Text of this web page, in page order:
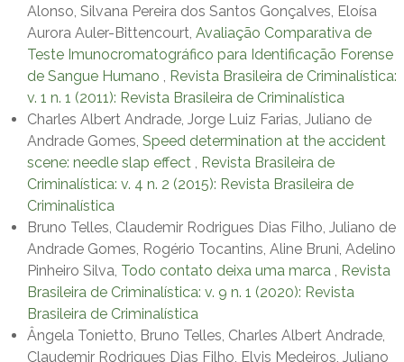
Alonso, Silvana Pereira dos Santos Gonçalves, Eloísa
Aurora Auler-Bittencourt, Avaliação Comparativa de
Teste Imunocromatográfico para Identificação Forense
de Sangue Humano , Revista Brasileira de Criminalística:
v. 1 n. 1 (2011): Revista Brasileira de Criminalística
Charles Albert Andrade, Jorge Luiz Farias, Juliano de
Andrade Gomes, Speed determination at the accident
scene: needle slap effect , Revista Brasileira de
Criminalística: v. 4 n. 2 (2015): Revista Brasileira de
Criminalística
Bruno Telles, Claudemir Rodrigues Dias Filho, Juliano de
Andrade Gomes, Rogério Tocantins, Aline Bruni, Adelino
Pinheiro Silva, Todo contato deixa uma marca , Revista
Brasileira de Criminalística: v. 9 n. 1 (2020): Revista
Brasileira de Criminalística
Ângela Tonietto, Bruno Telles, Charles Albert Andrade,
Claudemir Rodrigues Dias Filho, Elvis Medeiros, Juliano